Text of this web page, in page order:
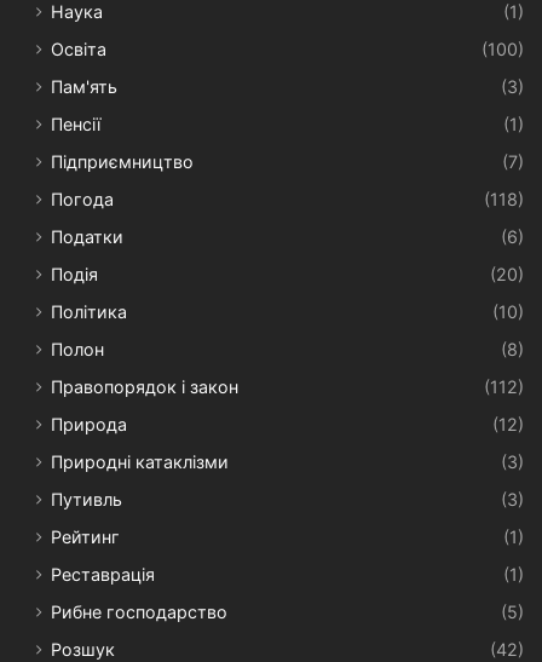
Наука
(1)
Освіта
(100)
Пам'ять
(3)
Пенсії
(1)
Підприємництво
(7)
Погода
(118)
Податки
(6)
Подія
(20)
Політика
(10)
Полон
(8)
Правопорядок і закон
(112)
Природа
(12)
Природні катаклізми
(3)
Путивль
(3)
Рейтинг
(1)
Реставрація
(1)
Рибне господарство
(5)
Розшук
(42)